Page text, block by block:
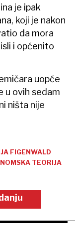
je ipak
koji je nakon
da mora
i općenito
uopće
u ovih sedam
ništa nije
FIGENWALD
TEORIJA